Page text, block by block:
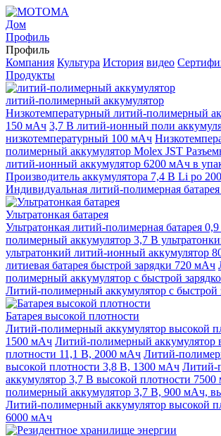
Дом
Профиль
Профиль
Компания Культура История видео
Продукты
литий-полимерный аккумулятор
Низкотемпературный литий-полимерный
150 мАч 3,7 В литий-ионный поли
низкотемпературный 100 мАч
полимерный аккумулятор Molex JST
литий-ионный аккумулятор 6200 мАч в
Производитель аккумулятора 7,4 В Li po
Индивидуальная литий-полимерная
Ультратонкая батарея
Ультратонкая литий-полимерная батарея
полимерный аккумулятор 3,7 В
ультратонкий литий-ионный аккумулятор
литиевая батарея быстрой зарядки 720 мАч
полимерный аккумулятор с быстрой
Литий-полимерный аккумулятор с быстрой
Батарея высокой плотности
Литий-полимерный аккумулятор высокой
1500 мАч Литий-полимерный аккумулятор
плотности 11,1 В, 2000 мАч Литий-
высокой плотности 3,8 В, 1300 мАч Литий-
аккумулятор 3,7 В высокой плотности
полимерный аккумулятор 3,7 В, 900 мАч,
Литий-полимерный аккумулятор высокой
6000 мАч